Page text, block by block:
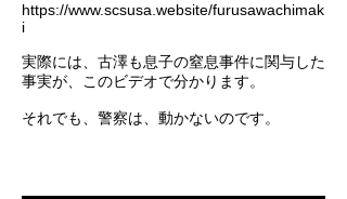
https://www.scsusa.website/furusawachimak
i
実際には、古澤も息子の窒息事件に関与した
事実が、このビデオで分かります。
​それでも、警察は、動かないのです。